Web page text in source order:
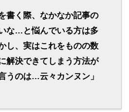
書く際、なかなか記事の
な…と悩んでいる方は多
し、実はこれをものの数
解決できてしまう方法が
うのは…云々カンヌン」